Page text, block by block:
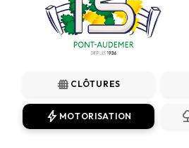
fence CLÔTURES
bolt MOTORISATION